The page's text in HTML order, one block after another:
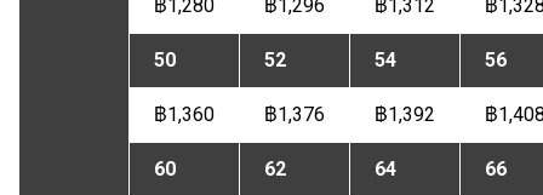
฿1,280 ฿1,296 ฿1,312 ฿
50 52 54 56
฿1,360 ฿1,376 ฿1,392 ฿
60 62 64 66